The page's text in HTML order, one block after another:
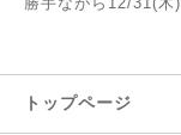
トップページ